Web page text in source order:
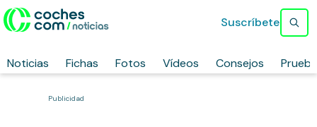
Noticias Fichas Fotos Vídeos Consejos
Suscríbete
Publicidad